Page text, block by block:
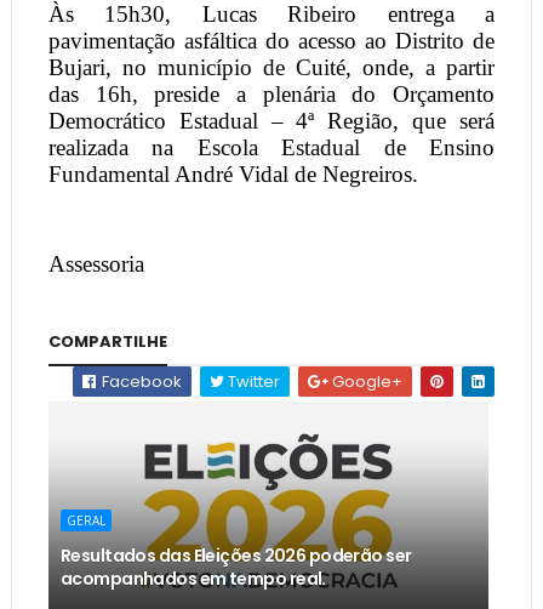
Às 15h30, Lucas Ribeiro entrega a
pavimentação asfáltica do acesso ao Distrito de
Bujari, no município de Cuité, onde, a partir
das 16h, preside a plenária do Orçamento
Democrático Estadual – 4ª Região, que será
realizada na Escola Estadual de Ensino
Fundamental André Vidal de Negreiros.
Assessoria
COMPARTILHE
Facebook
Twitter Google+
GERAL
Resultados das Eleições 2026 poderão ser
acompanhados em tempo real.